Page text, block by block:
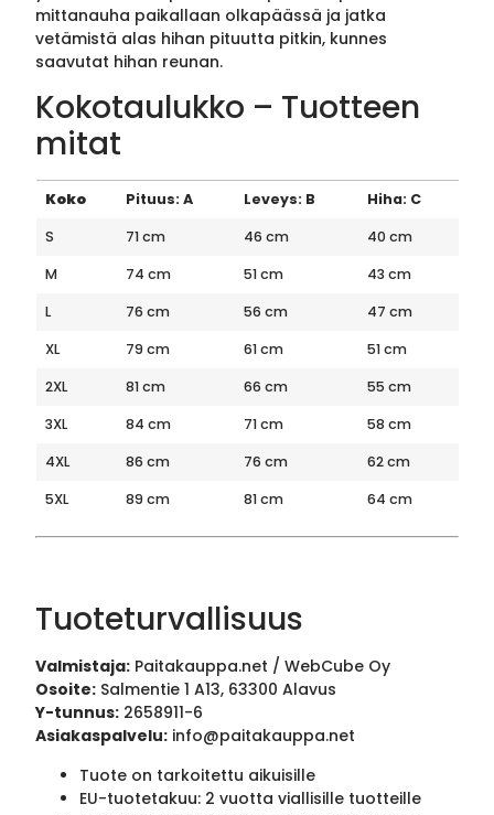
mittanauha paikallaan olkapäässä ja jatka
vetämistä alas hihan pituutta pitkin, kunnes
saavutat hihan reunan.
Kokotaulukko – Tuotteen
mitat
Koko Pituus: A Leveys: B
Hiha: C
S
71 cm 46 cm
40 cm
M
74 cm 51 cm
43 cm
L
76 cm 56 cm
47 cm
XL
79 cm 61 cm
51 cm
2XL
81 cm 66 cm
55 cm
3XL
84 cm 71 cm
58 cm
4XL
86 cm 76 cm
62 cm
5XL
89 cm 81 cm 64 cm
Tuoteturvallisuus
Valmistaja: Paitakauppa.net / WebCube Oy
Osoite: Salmentie 1 A13, 63300 Alavus
Y-tunnus: 2658911-6
Asiakaspalvelu: info@paitakauppa.net
Tuote on tarkoitettu aikuisille
EU-tuotetakuu: 2 vuotta viallisille tuotteille